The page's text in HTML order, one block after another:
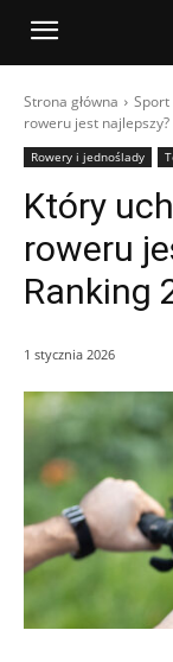
Strona główna Sport
roweru jest
Rowery i jednoślady
Który
roweru
Ranking
1 stycznia 2026